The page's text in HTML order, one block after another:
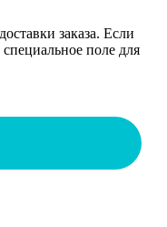
заказа. Если
поле для